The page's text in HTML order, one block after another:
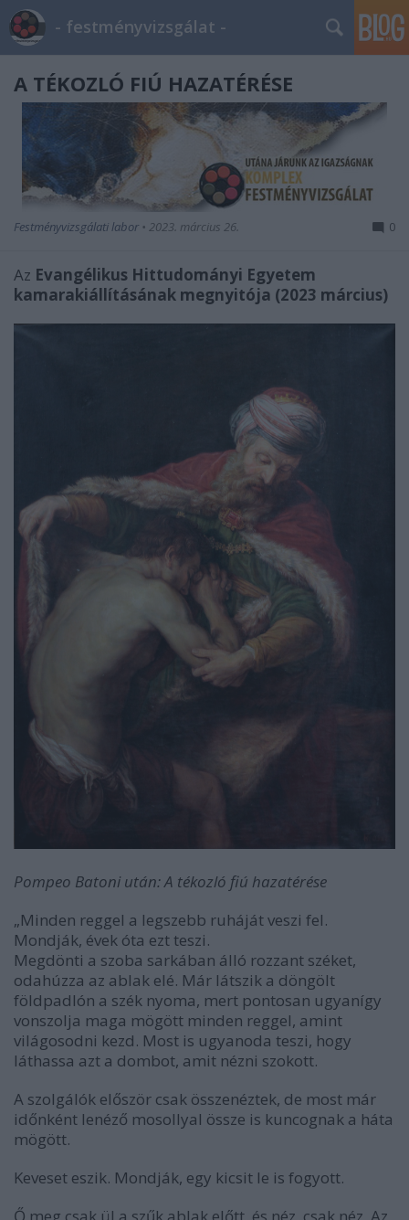
- festményvizsgálat -
A TÉKOZLÓ FIÚ HAZATÉRÉSE
Festményvizsgálati labor • 2023. március 26. 0
Az Evangélikus Hittudományi Egyetem
kamarakiállításának megnyitója (2023 március)
Pompeo Batoni után: A tékozló fiú hazatérése
„Minden reggel a legszebb ruháját veszi fel.
Mondják, évek óta ezt teszi.
Megdönti a szoba sarkában álló rozzant széket,
odahúzza az ablak elé. Már látszik a döngölt
földpadlón a szék nyoma, mert pontosan ugyanígy
vonszolja maga mögött minden reggel, amint
világosodni kezd. Most is ugyanoda teszi, hogy
láthassa azt a dombot, amit nézni szokott.
A szolgálók először csak összenéztek, de most már
időnként lenéző mosollyal össze is kuncognak a háta
mögött.
Keveset eszik. Mondják, egy kicsit le is fogyott.